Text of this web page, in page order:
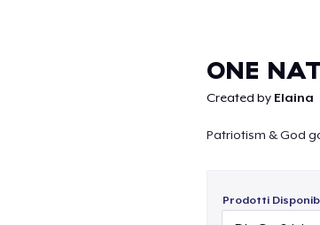
ONE
Created by Elaina
Patriotism & God
Prodotti